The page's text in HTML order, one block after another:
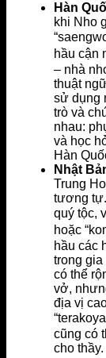
Hàn
khi Nho
hầu cận
– nhà
thuật
sử dụng
trò và
nhau:
và học
Hàn
Nhật
Trung
tương
quý tộc,
hoặc
hầu các
trong gia
có thể
vở,
địa vị
cũng có
cho thầy.